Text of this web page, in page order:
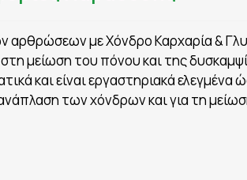
αρθρώσεων με Χόνδρο Καρχαρία &
μείωση του πόνου και της
και είναι εργαστηριακά
των χόνδρων και για τη